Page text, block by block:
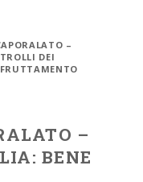
–
DEI
–
BENE